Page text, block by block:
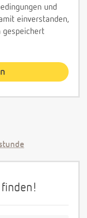
und
einverstanden,
gespeichert